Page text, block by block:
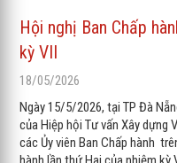
Hội nghị Ban Chấp
kỳ VII
18/05/2026
Ngày 15/5/2026, tại TP Đà
của Hiệp hội Tư vấn Xây dựng
các Ủy viên Ban Chấp hành